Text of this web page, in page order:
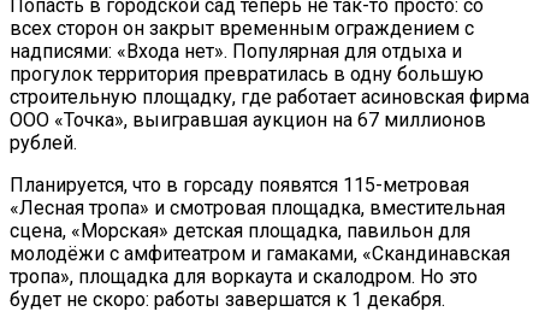
Попасть в городской сад теперь не так-то просто: со
всех сторон он закрыт временным ограждением с
надписями: «Входа нет». Популярная для отдыха и
прогулок территория превратилась в одну большую
строительную площадку, где работает асиновская фирма
ООО «Точка», выигравшая аукцион на 67 миллионов
рублей.
Планируется, что в горсаду появятся 115-метровая
«Лесная тропа» и смотровая площадка, вместительная
сцена, «Морская» детская площадка, павильон для
молодёжи с амфитеатром и гамаками, «Скандинавская
тропа», площадка для воркаута и скалодром. Но это
будет не скоро: работы завершатся к 1 декабря.